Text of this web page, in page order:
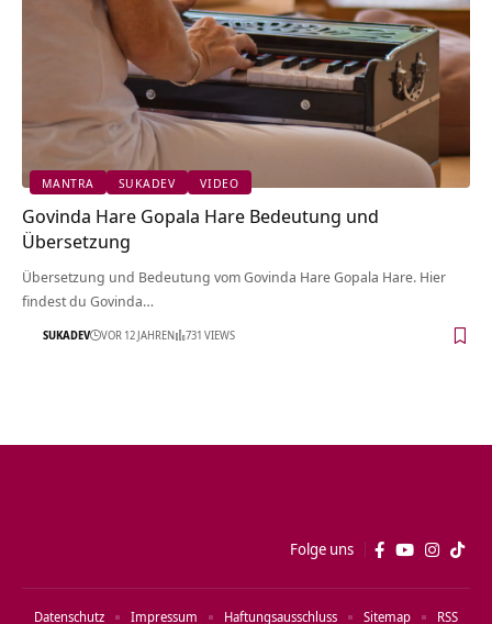
MANTRA SUKADEV VIDEO
Govinda Hare Gopala Hare Bedeutung und
Übersetzung
Übersetzung und Bedeutung vom Govinda Hare Gopala Hare. Hier
findest du Govinda…
SUKADEV VOR 12 JAHREN 731 VIEWS
Folge uns
Datenschutz Impressum Haftungsausschluss Sitemap RSS